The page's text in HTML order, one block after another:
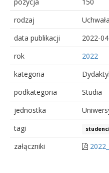
rodzaj
data publikacji
2022-
rok
2022
kategoria
podkategoria
Studia
jednostka
tagi
studenci
załączniki